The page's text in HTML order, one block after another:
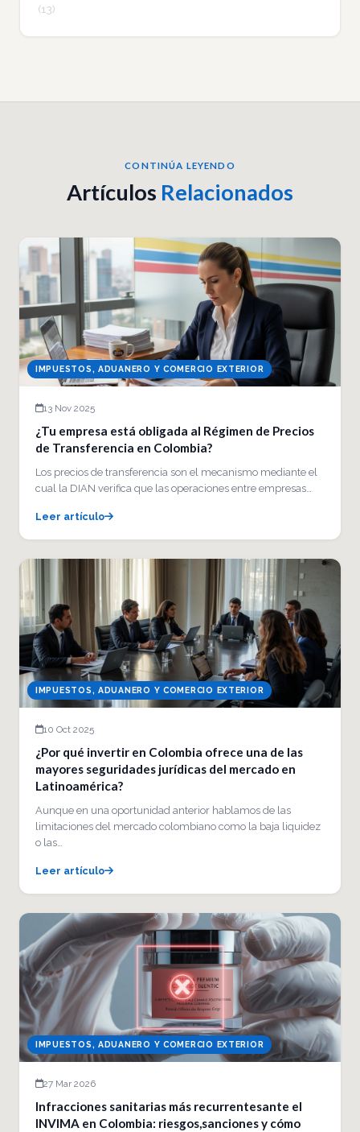
(13)
CONTINÚA LEYENDO
Artículos Relacionados
IMPUESTOS, ADUANERO Y COMERCIO EXTERIOR
13 Nov 2025
¿Tu empresa está obligada al Régimen de Precios
de Transferencia en Colombia?
Los precios de transferencia son el mecanismo mediante el
cual la DIAN verifica que las operaciones entre empresas…
Leer artículo
IMPUESTOS, ADUANERO Y COMERCIO EXTERIOR
10 Oct 2025
¿Por qué invertir en Colombia ofrece una de las
mayores seguridades jurídicas del mercado en
Latinoamérica?
Aunque en una oportunidad anterior hablamos de las
limitaciones del mercado colombiano como la baja liquidez
o las…
Leer artículo
IMPUESTOS, ADUANERO Y COMERCIO EXTERIOR
27 Mar 2026
Infracciones sanitarias más recurrentesante el
INVIMA en Colombia: riesgos,sanciones y cómo